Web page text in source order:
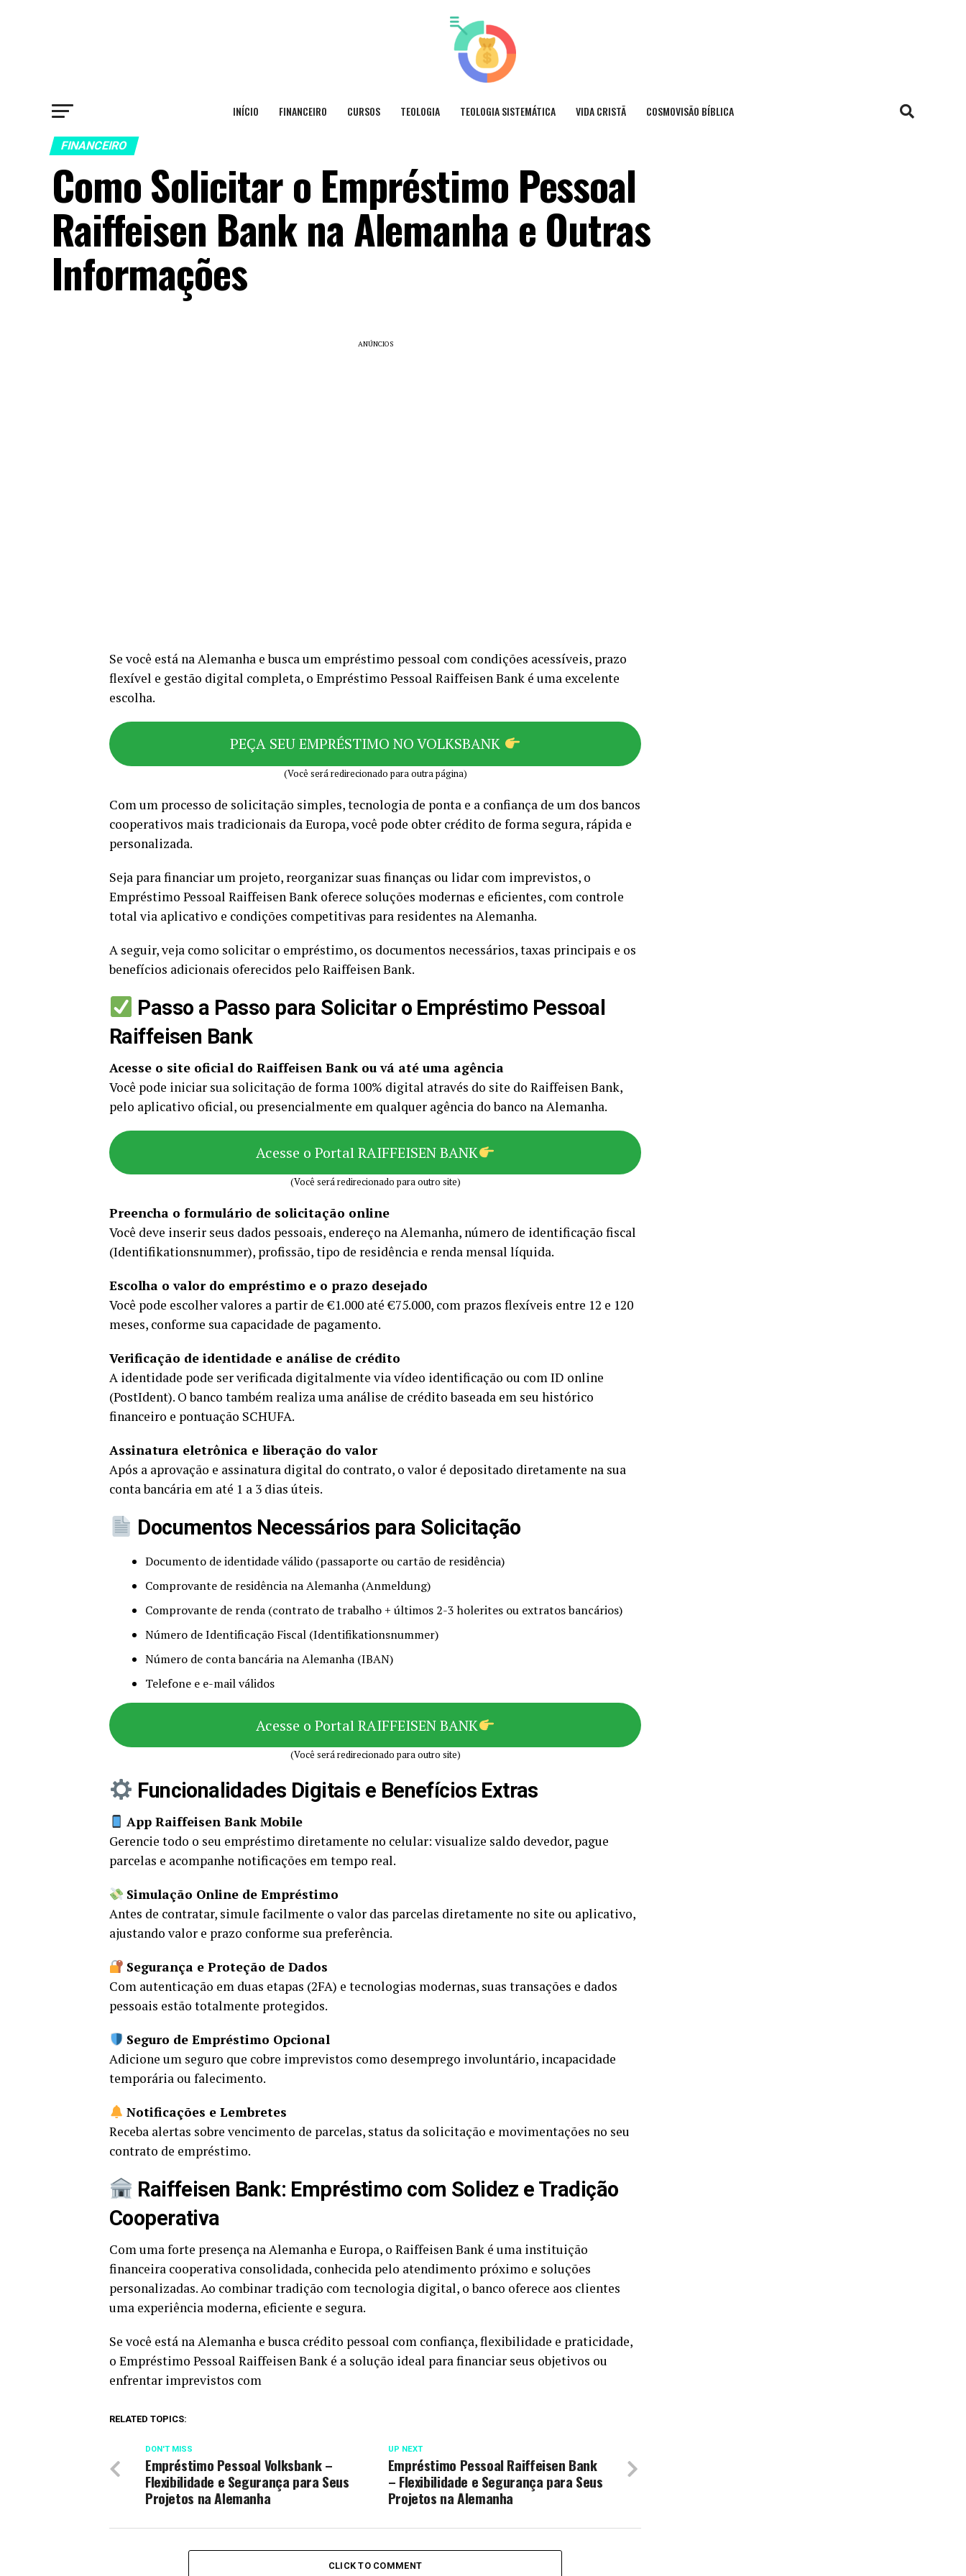
INÍCIO FINANCEIRO CURSOS TEOLOGIA TEOLOGIA SISTEMÁTICA VIDA CRISTÃ COSMOVISÃO BÍBLICA
FINANCEIRO
Como Solicitar o Empréstimo Pessoal
Raiffeisen Bank na Alemanha e Outras
Informações
ANÚNCIOS
Se você está na Alemanha e busca um empréstimo pessoal com condições acessíveis, prazo
flexível e gestão digital completa, o Empréstimo Pessoal Raiffeisen Bank é uma excelente
escolha.
PEÇA SEU EMPRÉSTIMO NO VOLKSBANK
(Você será redirecionado para outra página)
Com um processo de solicitação simples, tecnologia de ponta e a confiança de um dos bancos
cooperativos mais tradicionais da Europa, você pode obter crédito de forma segura, rápida e
personalizada.
Seja para financiar um projeto, reorganizar suas finanças ou lidar com imprevistos, o
Empréstimo Pessoal Raiffeisen Bank oferece soluções modernas e eficientes, com controle
total via aplicativo e condições competitivas para residentes na Alemanha.
A seguir, veja como solicitar o empréstimo, os documentos necessários, taxas principais e os
benefícios adicionais oferecidos pelo Raiffeisen Bank.
Passo a Passo para Solicitar o Empréstimo Pessoal
Raiffeisen Bank
Acesse o site oficial do Raiffeisen Bank ou vá até uma agência
Você pode iniciar sua solicitação de forma 100% digital através do site do Raiffeisen Bank,
pelo aplicativo oficial, ou presencialmente em qualquer agência do banco na Alemanha.
Acesse o Portal RAIFFEISEN BANK
(Você será redirecionado para outro site)
Preencha o formulário de solicitação online
Você deve inserir seus dados pessoais, endereço na Alemanha, número de identificação fiscal
(Identifikationsnummer), profissão, tipo de residência e renda mensal líquida.
Escolha o valor do empréstimo e o prazo desejado
Você pode escolher valores a partir de €1.000 até €75.000, com prazos flexíveis entre 12 e 120
meses, conforme sua capacidade de pagamento.
Verificação de identidade e análise de crédito
A identidade pode ser verificada digitalmente via vídeo identificação ou com ID online
(PostIdent). O banco também realiza uma análise de crédito baseada em seu histórico
financeiro e pontuação SCHUFA.
Assinatura eletrônica e liberação do valor
Após a aprovação e assinatura digital do contrato, o valor é depositado diretamente na sua
conta bancária em até 1 a 3 dias úteis.
Documentos Necessários para Solicitação
Documento de identidade válido (passaporte ou cartão de residência)
Comprovante de residência na Alemanha (Anmeldung)
Comprovante de renda (contrato de trabalho + últimos 2-3 holerites ou extratos bancários)
Número de Identificação Fiscal (Identifikationsnummer)
Número de conta bancária na Alemanha (IBAN)
Telefone e e-mail válidos
Acesse o Portal RAIFFEISEN BANK
(Você será redirecionado para outro site)
Funcionalidades Digitais e Benefícios Extras
App Raiffeisen Bank Mobile
Gerencie todo o seu empréstimo diretamente no celular: visualize saldo devedor, pague
parcelas e acompanhe notificações em tempo real.
Simulação Online de Empréstimo
Antes de contratar, simule facilmente o valor das parcelas diretamente no site ou aplicativo,
ajustando valor e prazo conforme sua preferência.
Segurança e Proteção de Dados
Com autenticação em duas etapas (2FA) e tecnologias modernas, suas transações e dados
pessoais estão totalmente protegidos.
Seguro de Empréstimo Opcional
Adicione um seguro que cobre imprevistos como desemprego involuntário, incapacidade
temporária ou falecimento.
Notificações e Lembretes
Receba alertas sobre vencimento de parcelas, status da solicitação e movimentações no seu
contrato de empréstimo.
Raiffeisen Bank: Empréstimo com Solidez e Tradição
Cooperativa
Com uma forte presença na Alemanha e Europa, o Raiffeisen Bank é uma instituição
financeira cooperativa consolidada, conhecida pelo atendimento próximo e soluções
personalizadas. Ao combinar tradição com tecnologia digital, o banco oferece aos clientes
uma experiência moderna, eficiente e segura.
Se você está na Alemanha e busca crédito pessoal com confiança, flexibilidade e praticidade,
o Empréstimo Pessoal Raiffeisen Bank é a solução ideal para financiar seus objetivos ou
enfrentar imprevistos com
RELATED TOPICS:
UP NEXT
Empréstimo Pessoal Raiffeisen Bank
– Flexibilidade e Segurança para Seus
Projetos na Alemanha
DON'T MISS
Empréstimo Pessoal Volksbank –
Flexibilidade e Segurança para Seus
Projetos na Alemanha
CLICK TO COMMENT